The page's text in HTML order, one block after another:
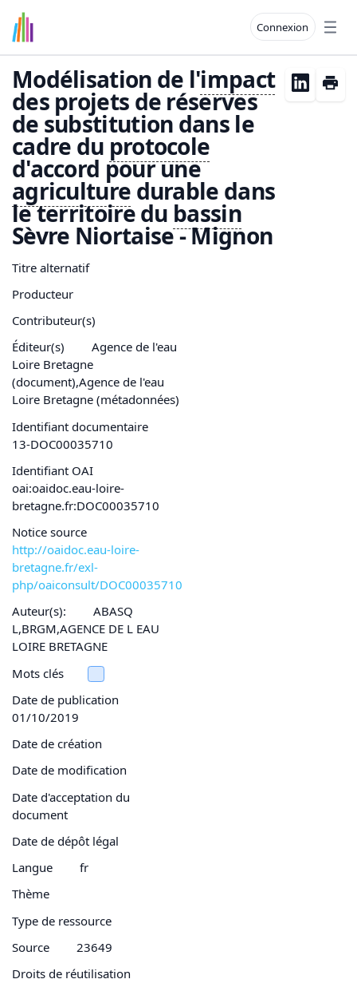
Connexion
Modélisation de l'impact
des projets de réserves
de substitution dans le
cadre du protocole
d'accord pour une
agriculture durable dans
le territoire du bassin
Sèvre Niortaise - Mignon
Titre alternatif
Producteur
Contributeur(s)
Éditeur(s)
Agence de l'eau
Loire Bretagne
(document),Agence de l'eau
Loire Bretagne (métadonnées)
Identifiant documentaire
13-DOC00035710
Identifiant OAI
oai:oaidoc.eau-loire-
bretagne.fr:DOC00035710
Notice source
http://oaidoc.eau-loire-
bretagne.fr/exl-
php/oaiconsult/DOC00035710
Auteur(s):
ABASQ
L,BRGM,AGENCE DE L EAU
LOIRE BRETAGNE
Mots clés
Date de publication
01/10/2019
Date de création
Date de modification
Date d'acceptation du
document
Date de dépôt légal
Langue
fr
Thème
Type de ressource
Source
23649
Droits de réutilisation